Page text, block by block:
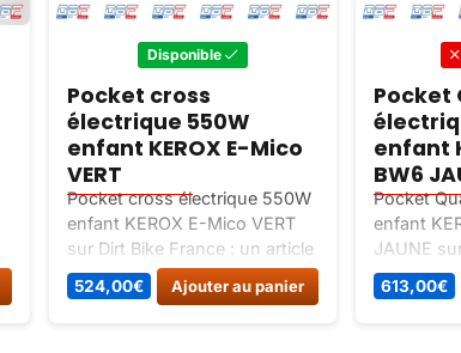
Disponible
Pocket cross
électrique 550W
enfant KEROX E-Mico
VERT
Pocket cross électrique 550W
enfant KEROX E-Mico VERT
sur Dirt Bike France : un article
classé Pocket bike / mini moto
cross.
524,00€ Ajouter au panier
Pocket
enfant
BW6
Pocket
enfant
JAUNE
un article
electrique.
613,00€